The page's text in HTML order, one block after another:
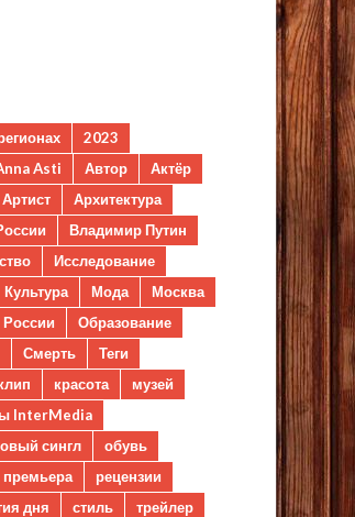
2023
Asti Автор
Актёр
Артист
Архитектура
Владимир Путин
Исследование
Культура Мода
Москва
Образование
Смерть
Теги
красота
музей
InterMedia
сингл
обувь
премьера
рецензии
дня стиль
трейлер